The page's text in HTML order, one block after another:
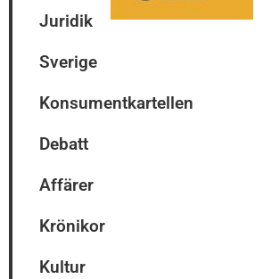
Juridik
Sverige
Konsumentkartellen
Debatt
Affärer
Krönikor
Kultur